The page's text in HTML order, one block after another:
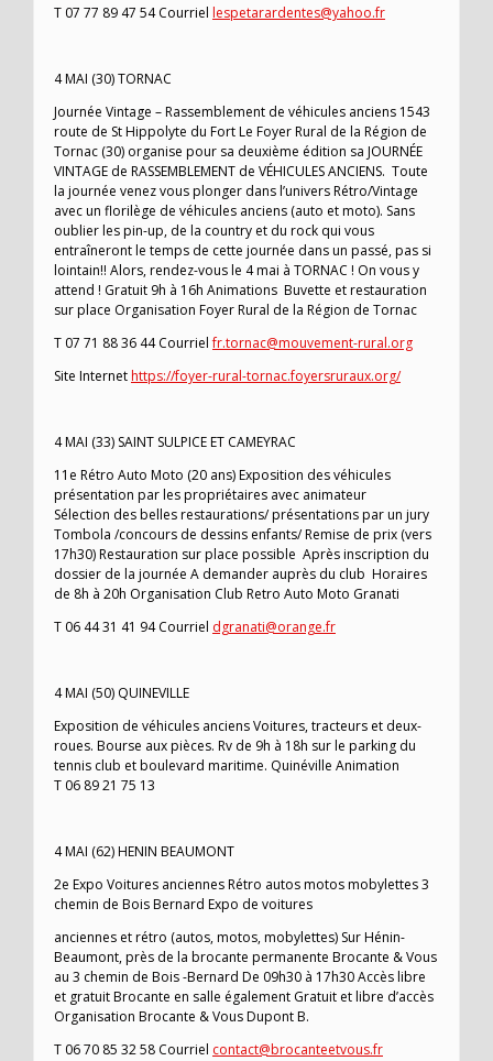
T 07 77 89 47 54 Courriel lespetarardentes@yahoo.fr
4 MAI (30) TORNAC
Journée Vintage – Rassemblement de véhicules anciens 1543
route de St Hippolyte du Fort Le Foyer Rural de la Région de
Tornac (30) organise pour sa deuxième édition sa JOURNÉE
VINTAGE de RASSEMBLEMENT de VÉHICULES ANCIENS. Toute
la journée venez vous plonger dans l’univers Rétro/Vintage
avec un florilège de véhicules anciens (auto et moto). Sans
oublier les pin-up, de la country et du rock qui vous
entraîneront le temps de cette journée dans un passé, pas si
lointain!! Alors, rendez-vous le 4 mai à TORNAC ! On vous y
attend ! Gratuit 9h à 16h Animations Buvette et restauration
sur place Organisation Foyer Rural de la Région de Tornac
T 07 71 88 36 44 Courrielfr.tornac@mouvement-rural.org
Site Internethttps://foyer-rural-tornac.foyersruraux.org/
4 MAI (33) SAINT SULPICE ET CAMEYRAC
11e Rétro Auto Moto (20 ans) Exposition des véhicules
présentation par les propriétaires avec animateur
Sélection des belles restaurations/ présentations par un jury
Tombola /concours de dessins enfants/ Remise de prix (vers
17h30) Restauration sur place possible Après inscription du
dossier de la journée A demander auprès du club Horaires
de 8h à 20h Organisation Club Retro Auto Moto Granati
T 06 44 31 41 94 Courriel dgranati@orange.fr
4 MAI (50) QUINEVILLE
Exposition de véhicules anciens Voitures, tracteurs et deux-
roues. Bourse aux pièces. Rv de 9h à 18h sur le parking du
tennis club et boulevard maritime. Quinéville Animation
T 06 89 21 75 13
4 MAI (62) HENIN BEAUMONT
2e Expo Voitures anciennes Rétro autos motos mobylettes 3
chemin de Bois Bernard Expo de voitures
anciennes et rétro (autos, motos, mobylettes) Sur Hénin-
Beaumont, près de la brocante permanente Brocante & Vous
au 3 chemin de Bois -Bernard De 09h30 à 17h30 Accès libre
et gratuit Brocante en salle également Gratuit et libre d’accès
Organisation Brocante & Vous Dupont B.
T 06 70 85 32 58 Courriel contact@brocanteetvous.fr